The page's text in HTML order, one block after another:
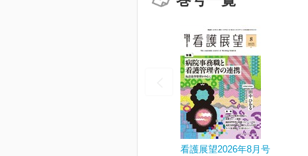
看護展望2026年8月号